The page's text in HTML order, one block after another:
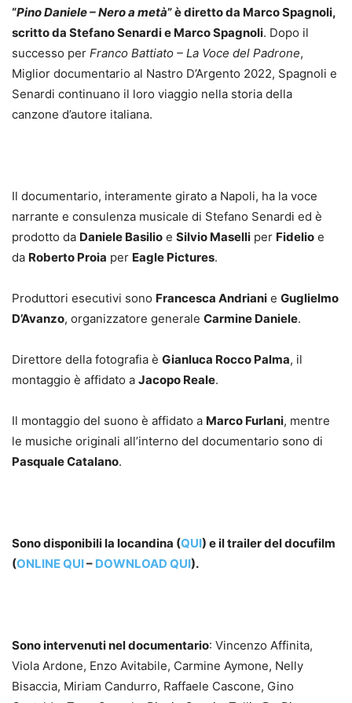
“Pino Daniele – Nero a metà” è diretto da Marco Spagnoli,
scritto da Stefano Senardi e Marco Spagnoli. Dopo il
successo per Franco Battiato – La Voce del Padrone,
Miglior documentario al Nastro D’Argento 2022, Spagnoli e
Senardi continuano il loro viaggio nella storia della
canzone d’autore italiana.
Il documentario, interamente girato a Napoli, ha la voce
narrante e consulenza musicale di Stefano Senardi ed è
prodotto da Daniele Basilio e Silvio Maselli per Fidelio e
da Roberto Proia per Eagle Pictures.
Produttori esecutivi sono Francesca Andriani e Guglielmo
D’Avanzo, organizzatore generale Carmine Daniele.
Direttore della fotografia è Gianluca Rocco Palma, il
montaggio è affidato a Jacopo Reale.
Il montaggio del suono è affidato a Marco Furlani, mentre
le musiche originali all’interno del documentario sono di
Pasquale Catalano.
Sono disponibili la locandina (QUI) e il trailer del docufilm
(ONLINE QUI– DOWNLOAD QUI).
Sono intervenuti nel documentario: Vincenzo Affinita,
Viola Ardone, Enzo Avitabile, Carmine Aymone, Nelly
Bisaccia, Miriam Candurro, Raffaele Cascone, Gino